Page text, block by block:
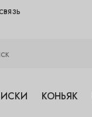
КОНЬЯК